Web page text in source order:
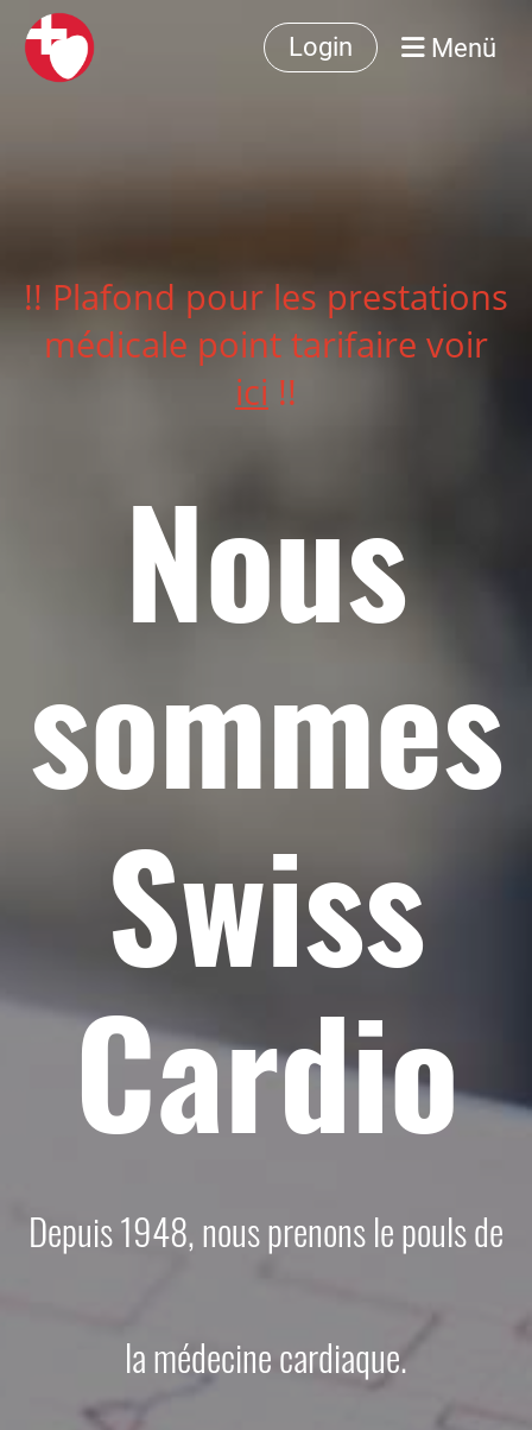
Login Menü
!! Plafond pour les prestations
médicale point tarifaire voir
ici !!
Nous
sommes
Swiss
Cardio
Depuis 1948, nous prenons le pouls de
la médecine cardiaque.